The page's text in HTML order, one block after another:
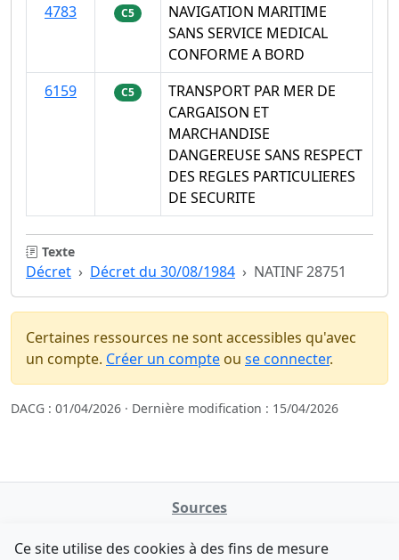
4783
C5
NAVIGATION MARITIME
SANS SERVICE MEDICAL
CONFORME A BORD
6159
C5
TRANSPORT PAR MER DE
CARGAISON ET
MARCHANDISE
DANGEREUSE SANS RESPECT
DES REGLES PARTICULIERES
DE SECURITE
Texte
Décret Décret du 30/08/1984 NATINF 28751
Certaines ressources ne sont accessibles qu'avec
un compte. Créer un compte ou se connecter.
DACG : 01/04/2026 · Dernière modification : 15/04/2026
Sources
data.gouv.fr
Ce site utilise des cookies à des fins de mesure